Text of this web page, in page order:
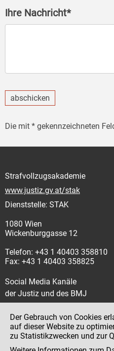
Ihre Nachricht*
abschicken
Die mit * gekennzeichneten
Strafvollzugsakademie
www.justiz.gv.at/stak
Dienststelle: STAK
1080 Wien
Wickenburggasse 12
Telefon: +43 1 40403 358810
Fax: +43 1 40403 358825
Social Media Kanäle
der Justiz und des BMJ
Impressum
Der Gebrauch von Cookies
auf dieser Website zu
zu Statistikzwecken und zur